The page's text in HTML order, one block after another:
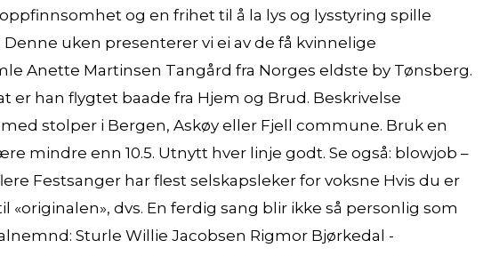
og en frihet til å la lys og lysstyring spille
uken presenterer vi ei av de få kvinnelige
Anette Martinsen Tangård fra Norges eldste by Tønsberg.
er han flygtet baade fra Hjem og Brud. Beskrivelse
stolper i Bergen, Askøy eller Fjell commune. Bruk en
mindre enn 10.5. Utnytt hver linje godt. Se også: blowjob –
Festsanger har flest selskapsleker for voksne Hvis du er
dvs. En ferdig sang blir ikke så personlig som
Sturle Willie Jacobsen Rigmor Bjørkedal -